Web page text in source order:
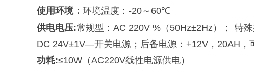
使用环境： 环境温度： -20～ 60℃
供电电压:常规型 ： AC 220V %（50Hz±2Hz） ； 特
DC 24V±1V—开关电源 ；后备电源： +12V，20AH，
功耗:≤10W（AC220V线性电源供电）